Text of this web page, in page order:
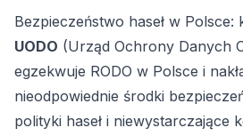
Bezpieczeństwo haseł w
UODO (Urząd Ochrony Danych
egzekwuje RODO w Polsce i
nieodpowiednie środki
polityki haseł i niewystarczające